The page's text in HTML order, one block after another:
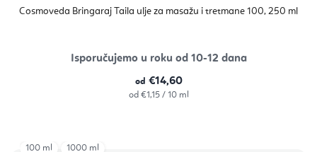
Cosmoveda Bringaraj Taila ulje za masažu i tretmane 100, 250 ml
Isporučujemo u roku od 10-12 dana
od €14,60
Izračunaj
od €1,15 / 10 ml
100 ml 1000 ml